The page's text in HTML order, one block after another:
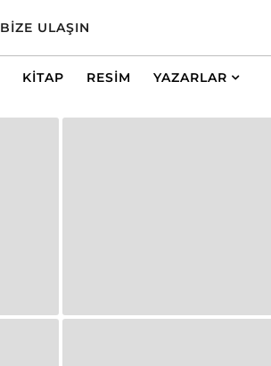
BIZE ULAŞIN
KITAP RESIM YAZARLAR